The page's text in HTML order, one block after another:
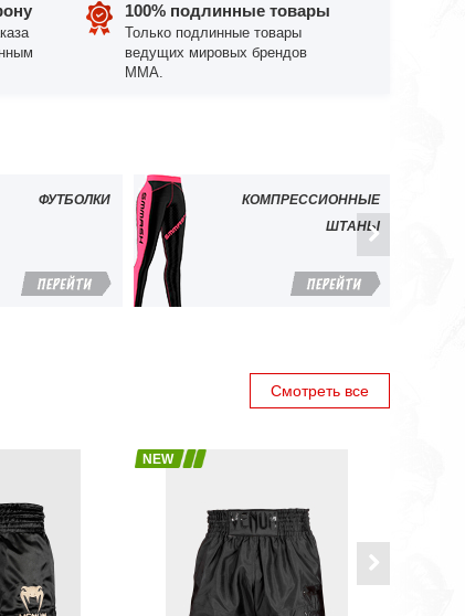
100% подлинные товары
Только подлинные товары
ведущих мировых брендов
ММА.
ФУТБОЛКИ
ПЕРЕЙТИ
КОМПРЕССИОННЫЕ
ШТАНЫ
Смотреть все
NEW